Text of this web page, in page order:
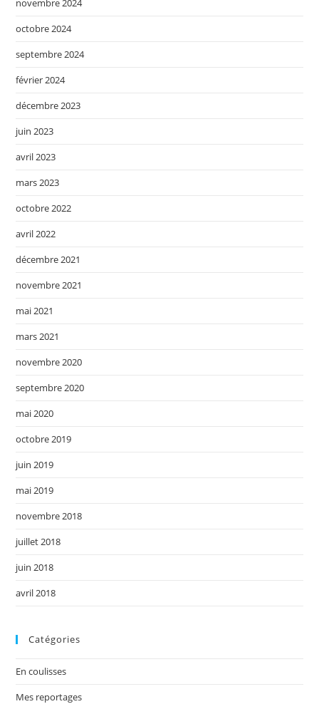
novembre 2024
octobre 2024
septembre 2024
février 2024
décembre 2023
juin 2023
avril 2023
mars 2023
octobre 2022
avril 2022
décembre 2021
novembre 2021
mai 2021
mars 2021
novembre 2020
septembre 2020
mai 2020
octobre 2019
juin 2019
mai 2019
novembre 2018
juillet 2018
juin 2018
avril 2018
Catégories
En coulisses
Mes reportages